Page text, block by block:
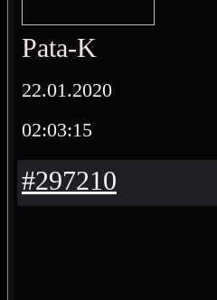
Pata-K
22.01.2020
02:03:15
#297210